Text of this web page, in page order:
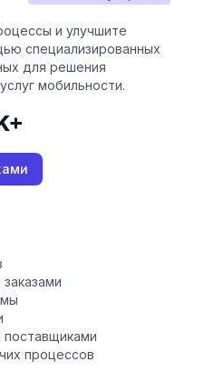
и улучшите
специализированных
для решения
мобильности.
процессов